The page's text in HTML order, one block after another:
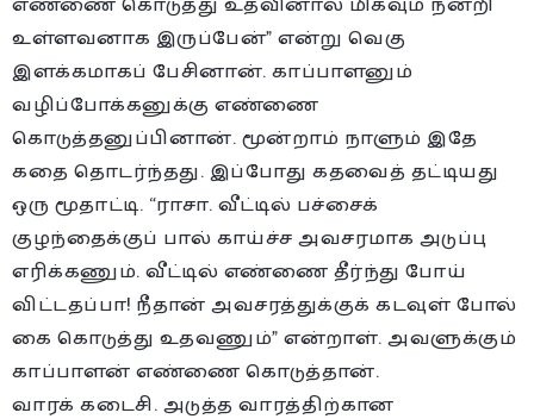
உள்ளவனாக இருப்பேன்” என்று வெகு
இளக்கமாகப் பேசினான். காப்பாளனும்
வழிப்போக்கனுக்கு எண்ணை
கொடுத்தனுப்பினான். மூன்றாம் நாளும் இதே
கதை தொடர்ந்தது. இப்போது கதவைத் தட்டியது
ஒரு மூதாட்டி. “ராசா. வீட்டில் பச்சைக்
குழந்தைக்குப் பால் காய்ச்ச அவசரமாக அடுப்பு
எரிக்கணும். வீட்டில் எண்ணை தீர்ந்து போய்
விட்டதப்பா! நீதான் அவசரத்துக்குக் கடவுள் போல்
கை கொடுத்து உதவணும்” என்றாள். அவளுக்கும்
காப்பாளன் எண்ணை கொடுத்தான்.
வாரக் கடைசி. அடுத்த வாரத்திற்கான